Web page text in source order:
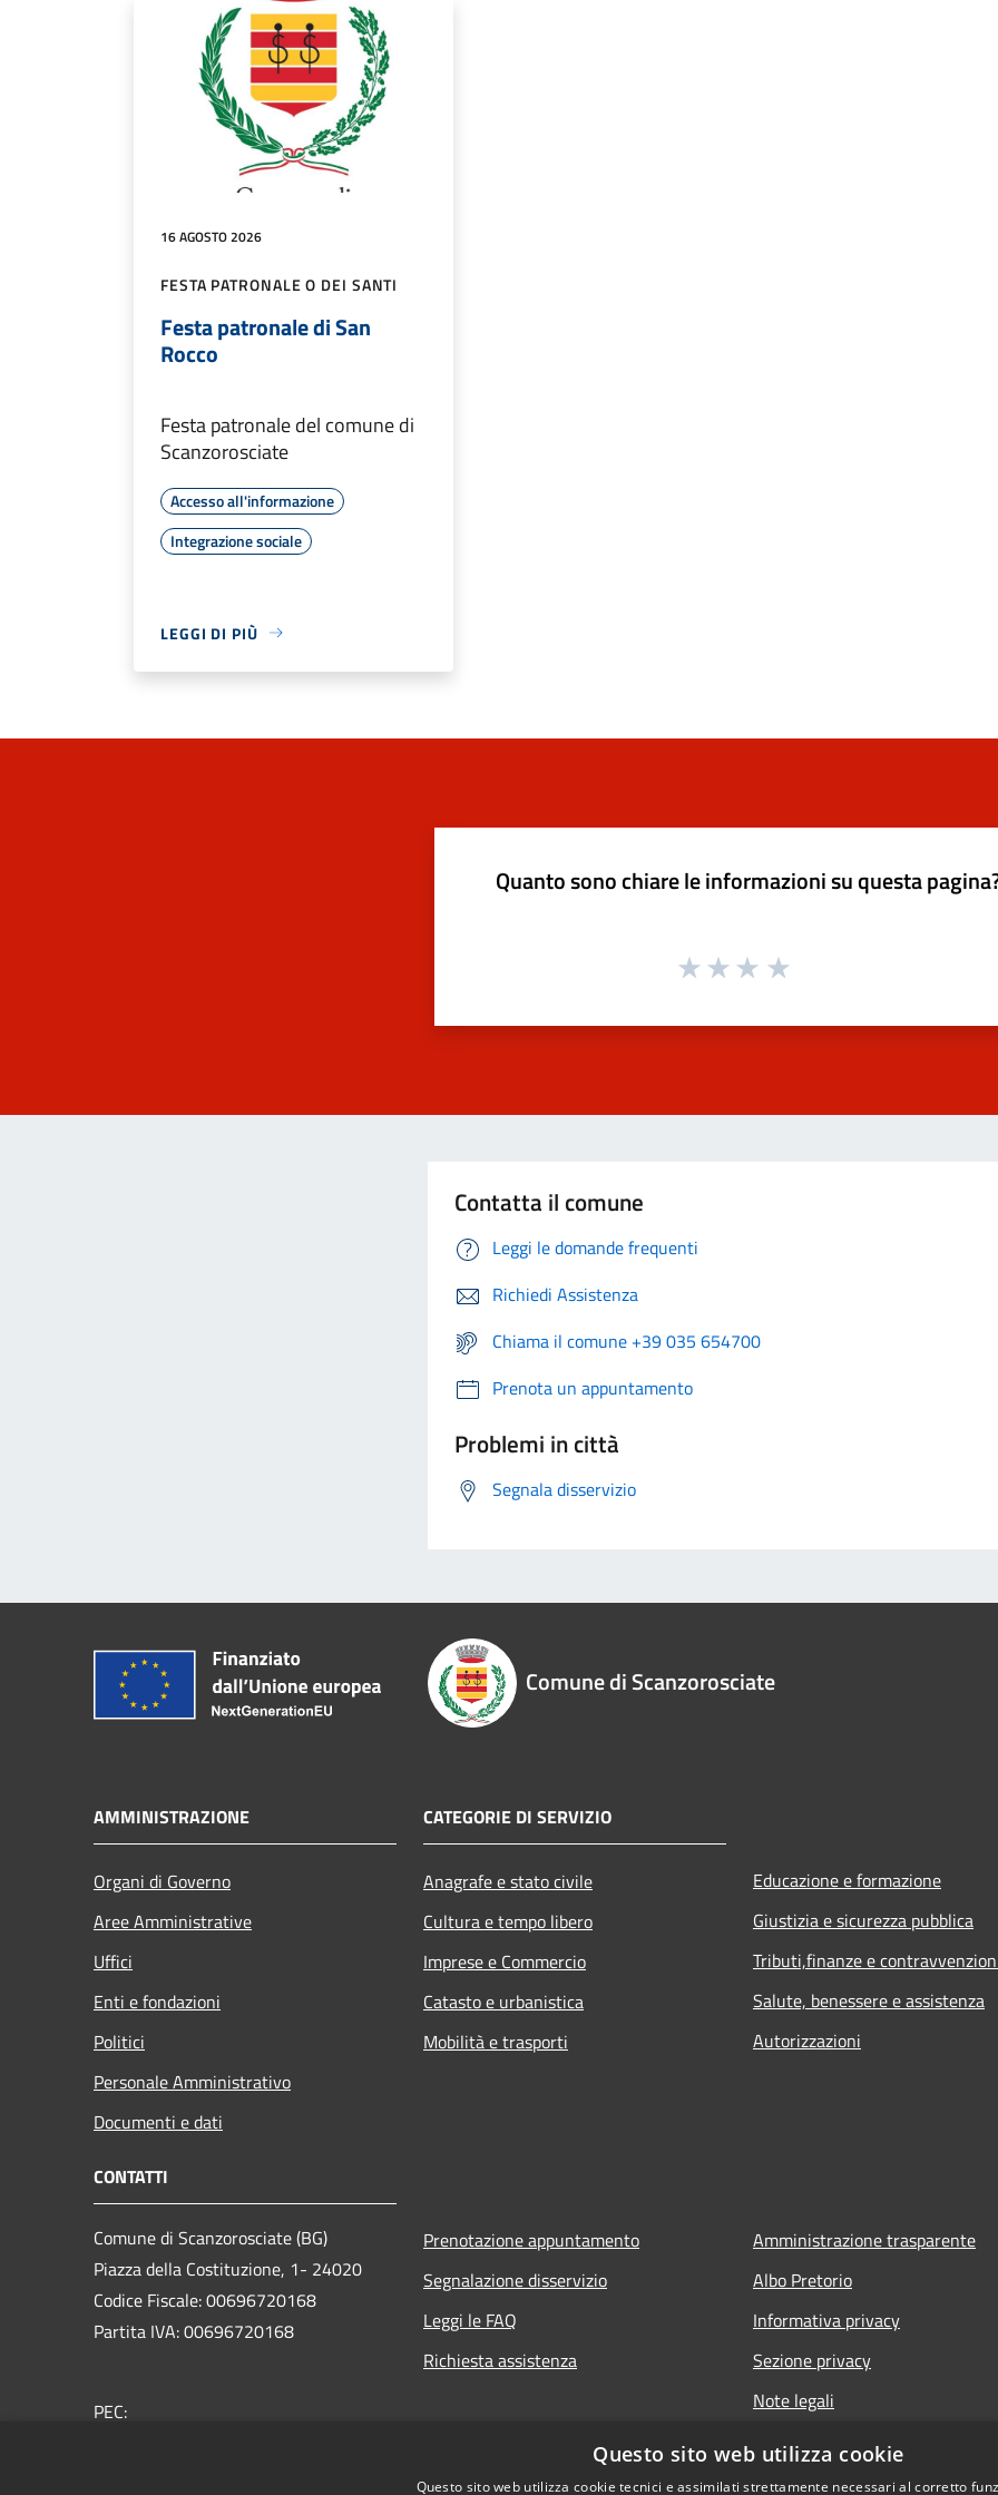
16 AGOSTO 2026
FESTA PATRONALE O DEI SANTI
Festa patronale di San
Rocco
Festa patronale del comune di
Scanzorosciate
Accesso all'informazione
Integrazione sociale
LEGGI DI PIÙ
Quanto sono chiare le informazioni su questa
Contatta il comune
Leggi le domande frequenti
Richiedi Assistenza
Chiama il comune +39 035 654700
Prenota un appuntamento
Problemi in città
Segnala disservizio
Comune di Scanzorosciate
AMMINISTRAZIONE
Organi di Governo
Aree Amministrative
Uffici
Enti e fondazioni
Politici
Personale Amministrativo
Documenti e dati
CATEGORIE DI SERVIZIO
Anagrafe e stato civile
Cultura e tempo libero
Imprese e Commercio
Catasto e urbanistica
Mobilità e trasporti
Educazione e formazione
Giustizia e sicurezza pubblica
Tributi,finanze e
Salute, benessere e assistenza
Autorizzazioni
CONTATTI
Comune di Scanzorosciate (BG)
Piazza della Costituzione, 1- 24020
Codice Fiscale: 00696720168
Partita IVA: 00696720168
PEC:
Prenotazione appuntamento
Segnalazione disservizio
Leggi le FAQ
Richiesta assistenza
Amministrazione trasparente
Albo Pretorio
Informativa privacy
Sezione privacy
Note legali
Dichiarazione di accessibilità
Questo sito web utilizza cookie
Questo sito web utilizza cookie tecnici e assimilati strettamente necessari al corretto